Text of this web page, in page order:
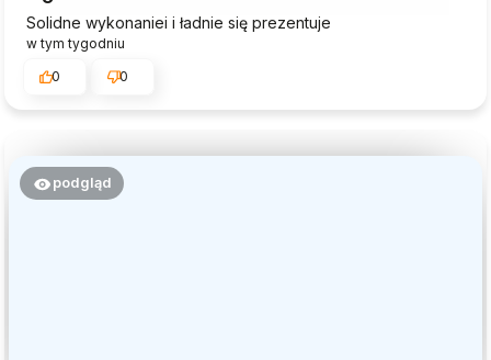
Solidne wykonaniei i ładnie się prezentuje
w tym tygodniu
0
0
podgląd